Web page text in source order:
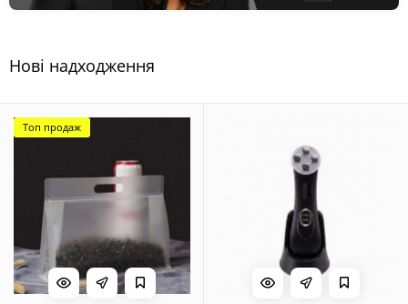
Нові надходження
Топ продаж